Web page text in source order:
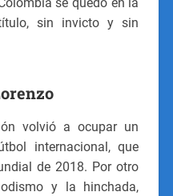
se quedó en la
sin invicto y sin
volvió a ocupar un
internacional, que
de 2018. Por otro
y la hinchada,